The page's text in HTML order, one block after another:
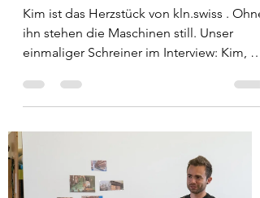
Kim ist das Herzstück von kln.swiss . Ohne
ihn stehen die Maschinen still. Unser
einmaliger Schreiner im Interview: Kim, du